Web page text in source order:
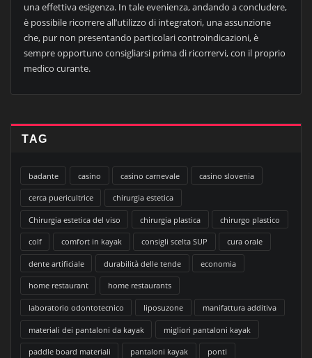
una effettiva esigenza. In tale evenienza, andando a concludere,
è possibile ricorrere all’utilizzo di integratori, una assunzione
che, pur non presentando particolari controindicazioni, è
sempre opportuno consigliarsi prima di ricorrervi, con il proprio
medico curante.
TAG
badante casino casino carnevale casino slovenia
cerca puericultrice chirurgia estetica
Chirurgia estetica del viso chirurgia plastica chirurgo plastico
colf comfort in kayak consigli scelta SUP cura orale
dente artificiale durabilità delle tende economia
home restaurant home restaurants
laboratorio odontotecnico liposuzone manifattura additiva
materiali dei pantaloni da kayak migliori pantaloni kayak
paddle board materiali pantaloni kayak ponti